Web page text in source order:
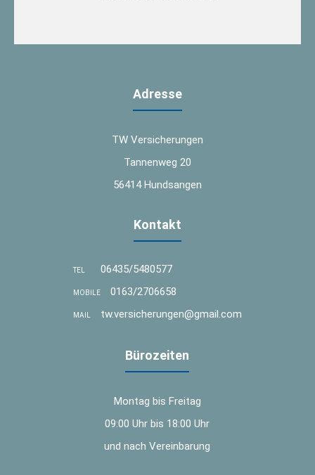
Adresse
TW Versicherungen
Tannenweg 20
56414 Hundsangen
Kontakt
TEL 06435/5480577
MOBILE 0163/2706658
MAIL tw.versicherungen@gmail.com
Bürozeiten
Montag bis Freitag
09:00 Uhr bis 18:00 Uhr
und nach Vereinbarung